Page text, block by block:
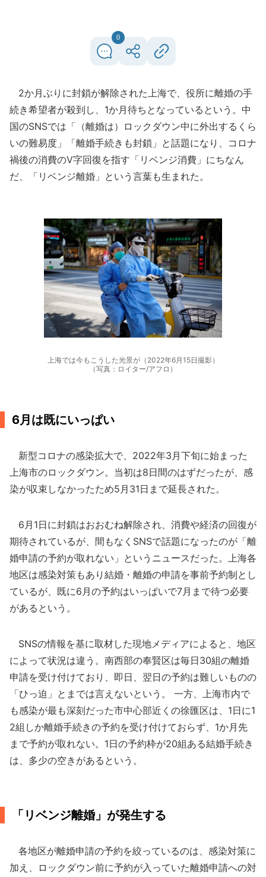
0
2か月ぶりに封鎖が解除された上海で、役所に離婚の手
続き希望者が殺到し、1か月待ちとなっているという。中
国のSNSでは「（離婚は）ロックダウン中に外出するくら
いの難易度」「離婚手続きも封鎖」と話題になり、コロナ
禍後の消費のV字回復を指す「リベンジ消費」にちなん
だ、「リベンジ離婚」という言葉も生まれた。
上海では今もこうした光景が（2022年6月15日撮影）
（写真：ロイター/アフロ）
6月は既にいっぱい
新型コロナの感染拡大で、2022年3月下旬に始まった
上海市のロックダウン。当初は8日間のはずだったが、感
染が収束しなかったため5月31日まで延長された。
6月1日に封鎖はおおむね解除され、消費や経済の回復が
期待されているが、間もなくSNSで話題になったのが「離
婚申請の予約が取れない」というニュースだった。上海各
地区は感染対策もあり結婚・離婚の申請を事前予約制とし
ているが、既に6月の予約はいっぱいで7月まで待つ必要
があるという。
SNSの情報を基に取材した現地メディアによると、地区
によって状況は違う。南西部の奉賢区は毎日30組の離婚
申請を受け付けており、即日、翌日の予約は難しいものの
「ひっ迫」とまでは言えないという。 一方、上海市内で
も感染が最も深刻だった市中心部近くの徐匯区は、1日に1
2組しか離婚手続きの予約を受け付けておらず、1か月先
まで予約が取れない。1日の予約枠が20組ある結婚手続き
は、多少の空きがあるという。
「リベンジ離婚」が発生する
各地区が離婚申請の予約を絞っているのは、感染対策に
加え、ロックダウン前に予約が入っていた離婚申請への対